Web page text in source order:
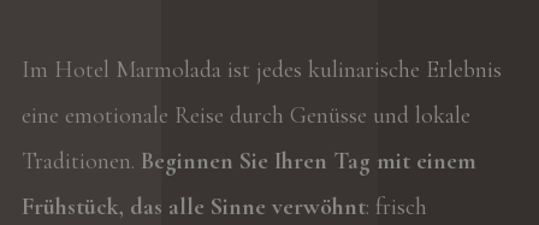
Im Hotel Marmolada ist jedes kulinarische Erlebnis
eine emotionale Reise durch Genüsse und lokale
Traditionen. Beginnen Sie Ihren Tag mit einem
Frühstück, das alle Sinne verwöhnt: frisch